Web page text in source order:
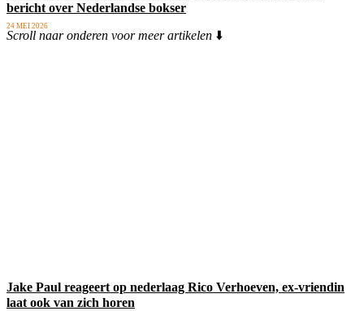
bericht over Nederlandse bokser
24 MEI 2026
Scroll naar onderen voor meer artikelen ⬇️
Jake Paul reageert op nederlaag Rico Verhoeven, ex-vriendin
laat ook van zich horen